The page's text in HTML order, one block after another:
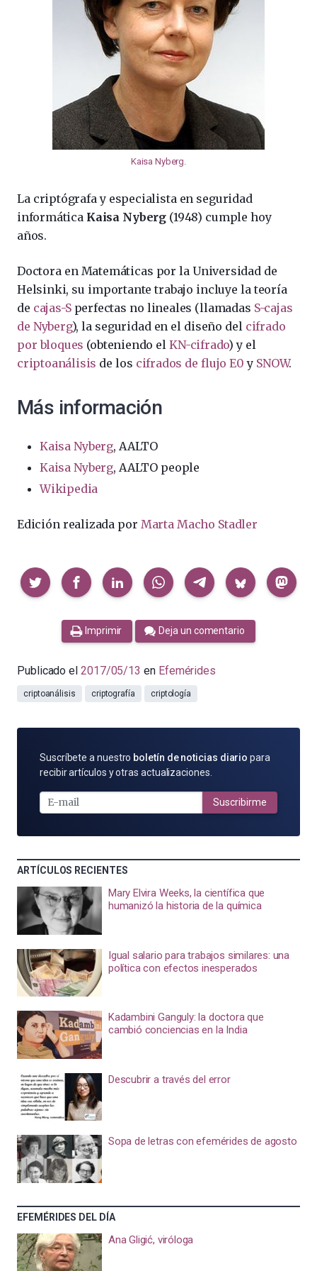
Kaisa Nyberg.
La criptógrafa y especialista en seguridad
informática Kaisa Nyberg (1948) cumple hoy
años.
Doctora en Matemáticas por la Universidad de
Helsinki, su importante trabajo incluye la teoría
de cajas-Sperfectas no lineales (llamadas S-cajas
de Nyberg), la seguridad en el diseño del cifrado
por bloques (obteniendo el KN-cifrado) y el
criptoanálisis de los cifrados de flujo E0 y SNOW.
Más información
Kaisa Nyberg, AALTO
Kaisa Nyberg, AALTO people
Wikipedia
Edición realizada por Marta Macho Stadler
Compartir
Imprimir Deja un comentario
Publicado el 2017/05/13 en Efemérides
criptoanálisis criptografía criptología
SUSCRÍBETE
POR
MAIL
Suscríbete a nuestro boletín de noticias diario para
recibir artículos y otras actualizaciones.
Suscribirme
ARTÍCULOS RECIENTES
Mary Elvira Weeks, la científica que
humanizó la historia de la química
Igual salario para trabajos similares: una
política con efectos inesperados
Kadambini Ganguly: la doctora que
cambió conciencias en la India
Descubrir a través del error
Sopa de letras con efemérides de agosto
EFEMÉRIDES DEL DÍA
Ana Gligić, viróloga